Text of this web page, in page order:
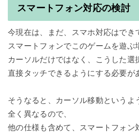
スマートフォン対応の検討
今現在は、まだ、スマホ対応はでき
スマートフォンでこのゲームを遊ぶ
カーソルだけではなく、こうした選
直接タッチできるようにする必要が
そうなると、カーソル移動というよ
全く異なるので、
他の仕様も含めて、スマートフォン